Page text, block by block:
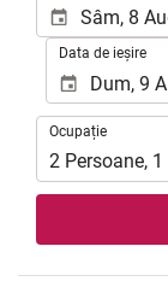
Data de ieșire
Ocupație
Ocupație
2 Persoane, 1